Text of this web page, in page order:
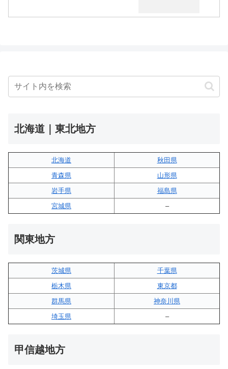
北海道｜東北地方
北海道
秋田県
青森県
山形県
岩手県
福島県
宮城県
–
関東地方
茨城県
千葉県
栃木県
東京都
群馬県
神奈川県
埼玉県
–
甲信越地方